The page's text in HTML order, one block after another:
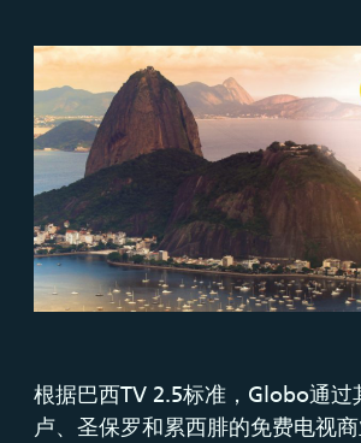
根据巴西TV 2.5标准，Globo通过
卢、圣保罗和累西腓的免费电视